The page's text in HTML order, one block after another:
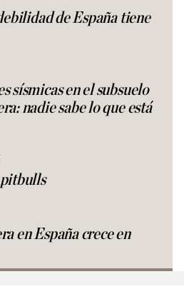
de España tiene
sísmicas en el subsuelo
nadie sabe lo que está
en España crece en